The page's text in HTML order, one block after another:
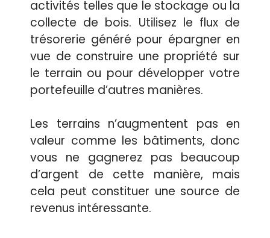
activités telles que le stockage ou la
collecte de bois. Utilisez le flux de
trésorerie généré pour épargner en
vue de construire une propriété sur
le terrain ou pour développer votre
portefeuille d’autres manières.
Les terrains n’augmentent pas en
valeur comme les bâtiments, donc
vous ne gagnerez pas beaucoup
d’argent de cette manière, mais
cela peut constituer une source de
revenus intéressante.